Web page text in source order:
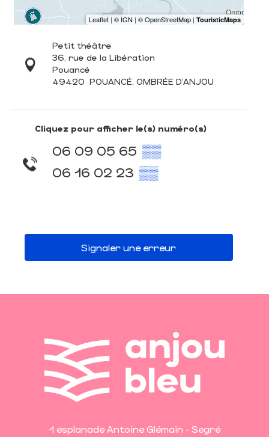
Petit théâtre
36, rue de la Libération
Pouancé
49420 POUANCÉ, OMBRÉE D'ANJOU
Cliquez pour afficher le(s) numéro(s)
06 09 05 65 ▒▒
06 16 02 23 ▒▒
Signaler une erreur
1 esplanade Antoine Glémain - Segré